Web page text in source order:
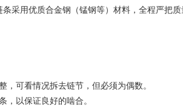
采用优质合金钢（锰钢等）材料，全程严把
可看情况拆去链节，但必须为偶数。
，以保证良好的啮合。